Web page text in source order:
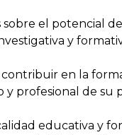
el potencial
y
contribuir en la
profesional de su
educativa y